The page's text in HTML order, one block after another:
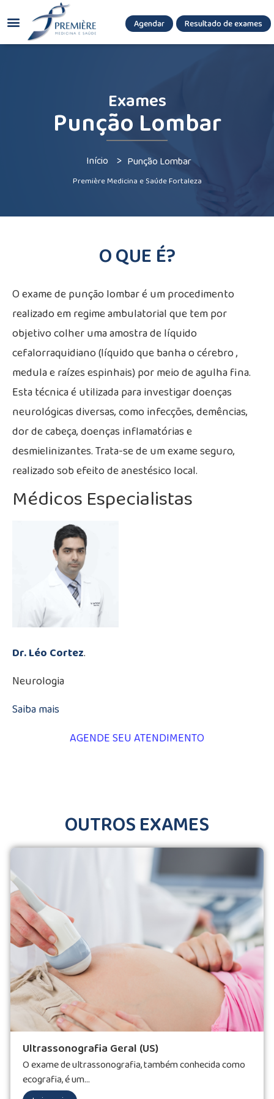
Agendar Resultado de exames
Exames
Punção Lombar
Início > Punção Lombar
Première Medicina e Saúde Fortaleza
O QUE É?
O exame de punção lombar é um procedimento
realizado em regime ambulatorial que tem por
objetivo colher uma amostra de líquido
cefalorraquidiano (líquido que banha o cérebro ,
medula e raízes espinhais) por meio de agulha fina.
Esta técnica é utilizada para investigar doenças
neurológicas diversas, como infecções, demências,
dor de cabeça, doenças inflamatórias e
desmielinizantes. Trata-se de um exame seguro,
realizado sob efeito de anestésico local.
Médicos Especialistas
Dr. Léo Cortez.
Neurologia
Saiba mais
AGENDE SEU ATENDIMENTO
OUTROS EXAMES
Ultrassonografia Geral (US)
O exame de ultrassonografia, também conhecida como
ecografia, é um...